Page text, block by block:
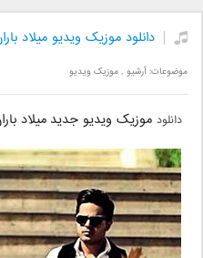
دانلود موزیک ویدیو میلاد
موضوعات:آرشیو ,موزیک ویدیو
دانلود موزیک ویدیو جدید میلاد